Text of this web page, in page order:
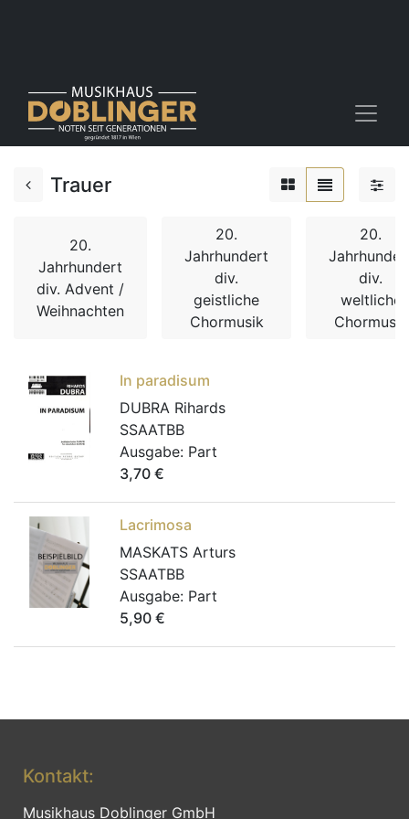
Trauer
20.
Jahrhundert
div. Advent /
Weihnachten
20.
Jahrhundert
div.
geistliche
Chormusik
20.
div.
weltliche
Chormusik
In paradisum
DUBRA Rihards
SSAATBB
Ausgabe: Part
3,70 €
Lacrimosa
MASKATS Arturs
SSAATBB
Ausgabe: Part
5,90 €
Kontakt:
Musikhaus Doblinger GmbH